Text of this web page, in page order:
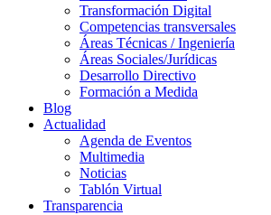
Transformación Digital
Competencias transversales
Áreas Técnicas / Ingeniería
Áreas Sociales/Jurídicas
Desarrollo Directivo
Formación a Medida
Blog
Actualidad
Agenda de Eventos
Multimedia
Noticias
Tablón Virtual
Transparencia